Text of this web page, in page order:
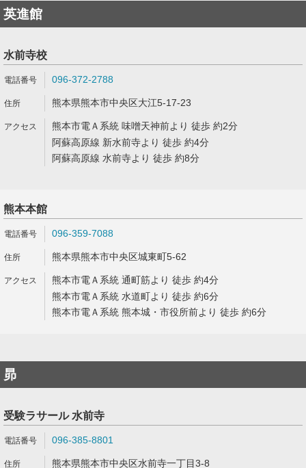
英進館
水前寺校
096-372-2788
熊本県熊本市中央区大江5-17-23
熊本市電Ａ系統 味噌天神前より 徒歩 約2分
阿蘇高原線 新水前寺より 徒歩 約4分
阿蘇高原線 水前寺より 徒歩 約8分
熊本本館
096-359-7088
熊本県熊本市中央区城東町5-62
熊本市電Ａ系統 通町筋より 徒歩 約4分
熊本市電Ａ系統 水道町より 徒歩 約6分
熊本市電Ａ系統 熊本城・市役所前より 徒歩 約6分
昴
受験ラサール 水前寺
096-385-8801
熊本県熊本市中央区水前寺一丁目3-8